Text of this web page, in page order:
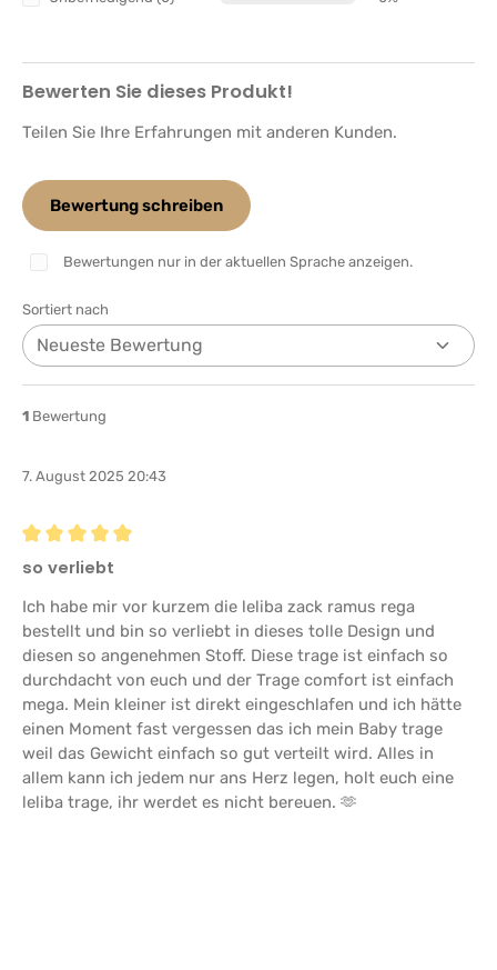
Bewerten Sie dieses Produkt!
Teilen Sie Ihre Erfahrungen mit anderen Kunden.
Bewertung schreiben
Bewertungen nur in der aktuellen Sprache anzeigen.
Sortiert nach
1 Bewertung
7. August 2025 20:43
Bewertung mit 5 von 5 Sternen
so verliebt
Ich habe mir vor kurzem die leliba zack ramus rega
bestellt und bin so verliebt in dieses tolle Design und
diesen so angenehmen Stoff. Diese trage ist einfach so
durchdacht von euch und der Trage comfort ist einfach
mega. Mein kleiner ist direkt eingeschlafen und ich hätte
einen Moment fast vergessen das ich mein Baby trage
weil das Gewicht einfach so gut verteilt wird. Alles in
allem kann ich jedem nur ans Herz legen, holt euch eine
leliba trage, ihr werdet es nicht bereuen. 🫶